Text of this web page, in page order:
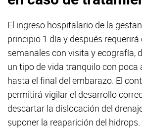
El ingreso hospitalario de la
principio 1 día y después
semanales con visita y ecografía,
un tipo de vida tranquilo con poca
hasta el final del embarazo. El
permitirá vigilar el desarrollo
descartar la dislocación del
suponer la reaparición del hidrops.